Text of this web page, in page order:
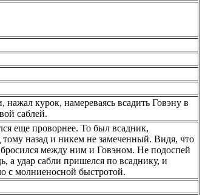
курок, намереваясь всадить Говэну в
саблей.
еще проворнее. То был всадник,
назад и никем не замеченный. Видя, что
между ним и Говэном. Не подоспей
а удар сабли пришелся по всаднику, и
с молниеносной быстротой.